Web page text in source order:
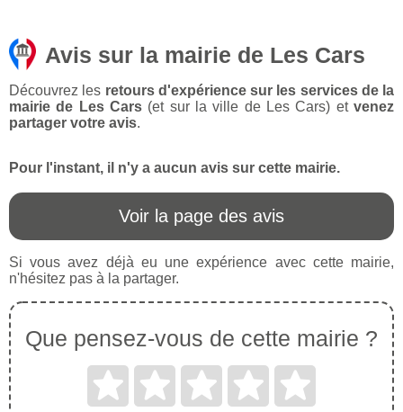
Avis sur la mairie de Les Cars
Découvrez les retours d'expérience sur les services de la
mairie de Les Cars (et sur la ville de Les Cars) et venez
partager votre avis.
Pour l'instant, il n'y a aucun avis sur cette mairie.
Voir la page des avis
Si vous avez déjà eu une expérience avec cette mairie,
n'hésitez pas à la partager.
Que pensez-vous de cette mairie ?